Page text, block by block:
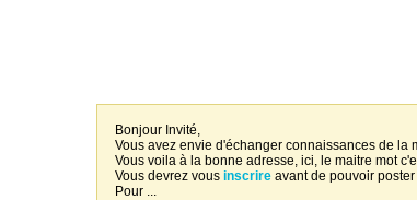
Bonjour Invité,
Vous avez envie d'échanger connaissances de la
Vous voila à la bonne adresse, ici, le maitre mot
Vous devrez vous inscrire avant de pouvoir
Pour ...